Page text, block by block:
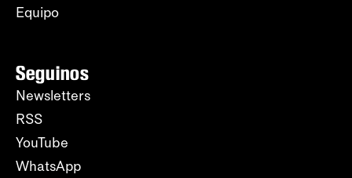
Equipo
Seguinos
Newsletters
RSS
YouTube
WhatsApp